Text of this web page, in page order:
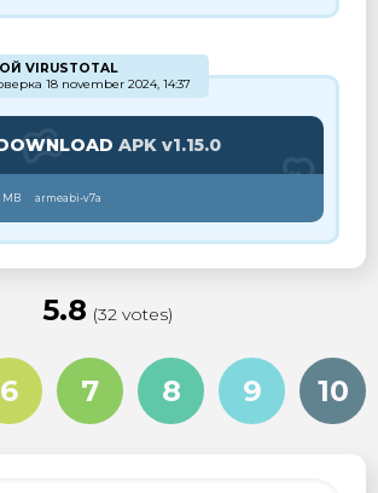
VIRUSTOTAL
18 november 2024, 14:37
APK v1.15.0
MB armeabi-v7a
5.8 (32 votes)
6 7 8 9 10